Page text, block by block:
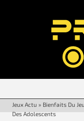
Jeux Actu » Bienfaits Du
Des Adolescents